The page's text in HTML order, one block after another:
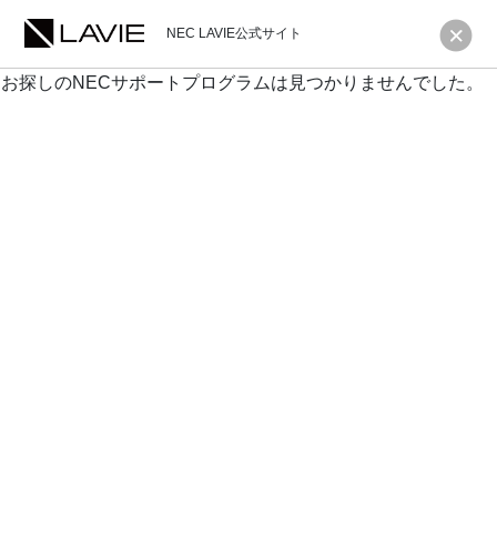
NEC LAVIE公式サイト
お探しのNECサポートプログラムは見つかりませんでした。